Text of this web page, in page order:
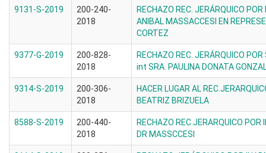
9131-S-2019
200-240-
2018
RECHAZO REC. JERÁRQUICO
ANIBAL MASSACCESI EN
CORTEZ
9377-G-2019
200-828-
2018
RECHAZO REC. JERÁRQUICO
int SRA. PAULINA DONATA
9314-S-2019
200-306-
2018
HACER LUGAR AL
BEATRIZ BRIZUELA
8588-S-2019
200-440-
2018
RECHAZO REC.JERARQUICO
DR MASSCCESI